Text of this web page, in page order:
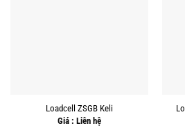
Loadcell ZSGB Keli
Giá : Liên hệ